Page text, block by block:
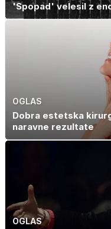
'Spopad' velesil z
OGLAS
Dobra estetska
naravne rezultate
OGLAS